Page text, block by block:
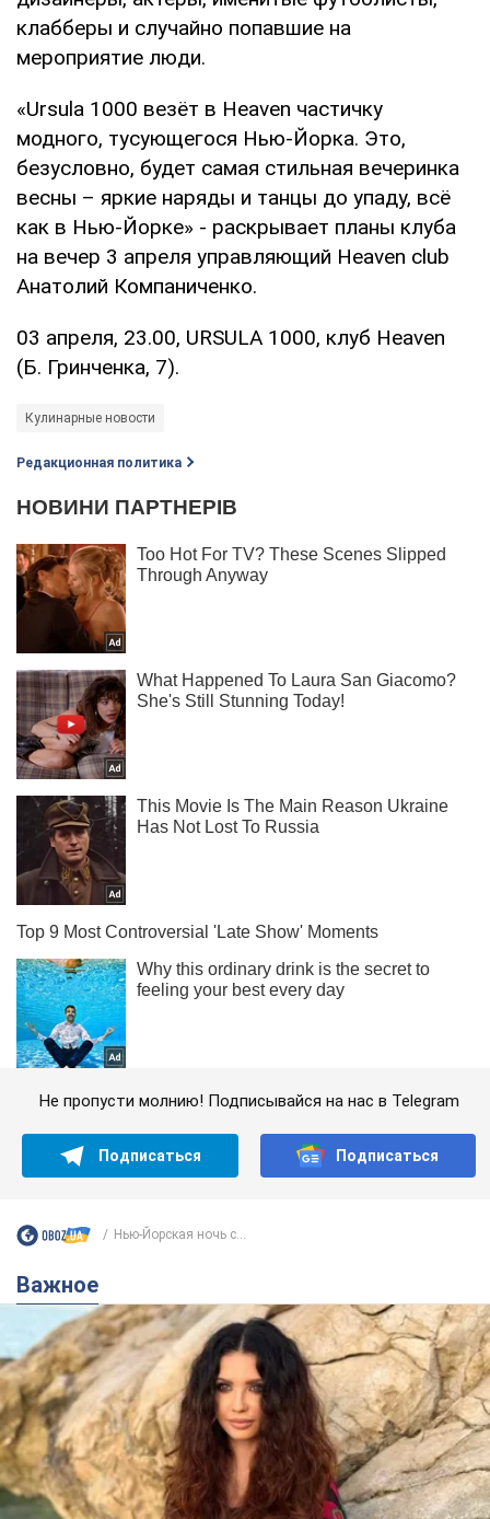
клабберы и случайно попавшие на
мероприятие люди.
«Ursula 1000 везёт в Heaven частичку
модного, тусующегося Нью-Йорка. Это,
безусловно, будет самая стильная вечеринка
весны – яркие наряды и танцы до упаду, всё
как в Нью-Йорке» - раскрывает планы клуба
на вечер 3 апреля управляющий Heaven club
Анатолий Компаниченко.
03 апреля, 23.00, URSULA 1000, клуб Heaven
(Б. Гринченка, 7).
Кулинарные новости
Редакционная политика
Не пропусти молнию! Подписывайся на нас в Telegram
Подписаться Подписаться
Нью-Йорская ночь с...
Важное